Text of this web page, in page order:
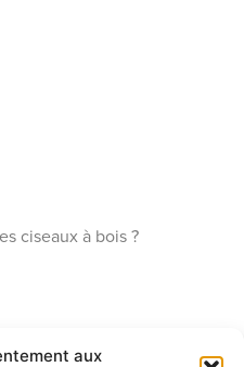
aux
ciseaux à bois ?